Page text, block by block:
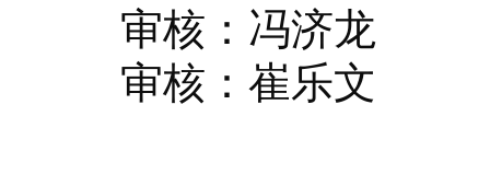
审核：冯济龙
审核：崔乐文